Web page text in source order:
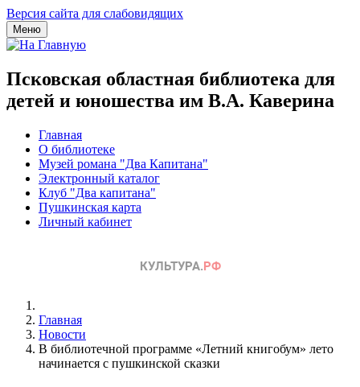
Версия сайта для слабовидящих
Меню
Псковская областная библиотека для
детей и юношества им В.А. Каверина
Главная
О библиотеке
Музей романа "Два Капитана"
Электронный каталог
Клуб "Два капитана"
Пушкинская карта
Личный кабинет
Главная
Новости
В библиотечной программе «Летний книгобум» лето
начинается с пушкинской сказки